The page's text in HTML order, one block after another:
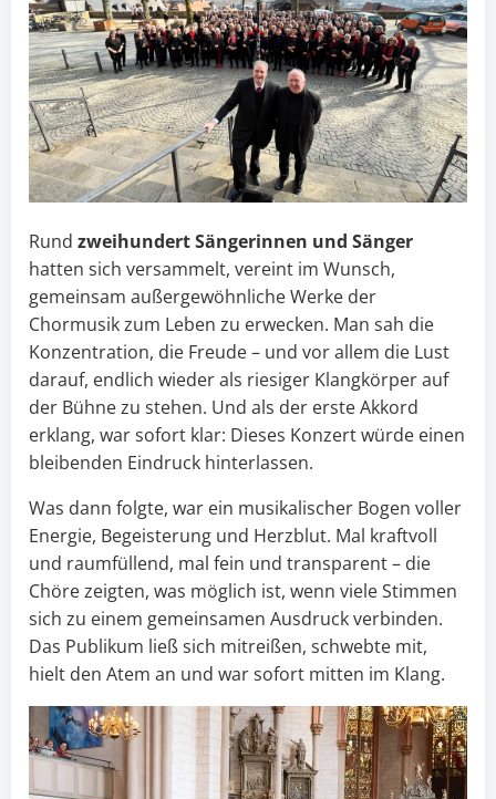
Rund zweihundert Sängerinnen und Sänger
hatten sich versammelt, vereint im Wunsch,
gemeinsam außergewöhnliche Werke der
Chormusik zum Leben zu erwecken. Man sah die
Konzentration, die Freude – und vor allem die Lust
darauf, endlich wieder als riesiger Klangkörper auf
der Bühne zu stehen. Und als der erste Akkord
erklang, war sofort klar: Dieses Konzert würde einen
bleibenden Eindruck hinterlassen.
Was dann folgte, war ein musikalischer Bogen voller
Energie, Begeisterung und Herzblut. Mal kraftvoll
und raumfüllend, mal fein und transparent – die
Chöre zeigten, was möglich ist, wenn viele Stimmen
sich zu einem gemeinsamen Ausdruck verbinden.
Das Publikum ließ sich mitreißen, schwebte mit,
hielt den Atem an und war sofort mitten im Klang.